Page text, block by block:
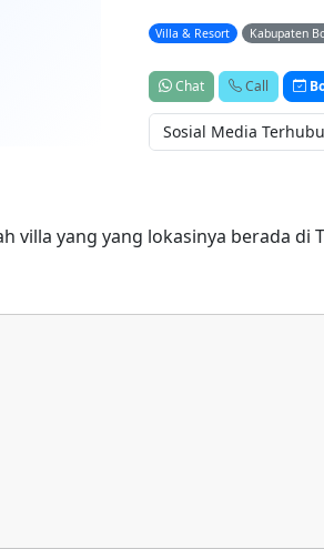
Villa & Resort Kabupaten
Chat Call
Sosial Media
villa yang yang lokasinya berada di